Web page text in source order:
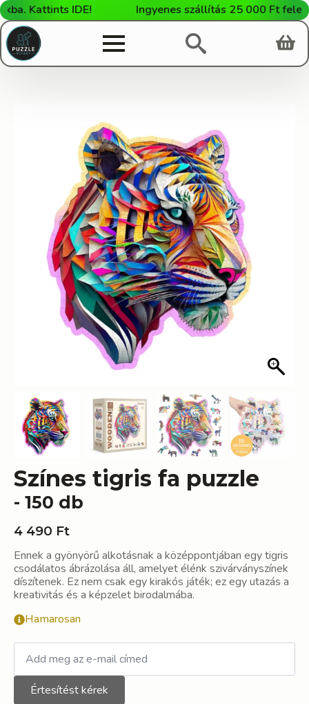
Kattints IDE! Ingyenes szállítás 25 000 Ft feletti
Színes tigris fa puzzle
- 150 db
4 490 Ft
Ennek a gyönyörű alkotásnak a középpontjában egy tigris
csodálatos ábrázolása áll, amelyet élénk szivárványszínek
díszítenek. Ez nem csak egy kirakós játék; ez egy utazás a
kreativitás és a képzelet birodalmába.
Hamarosan
Értesítést kérek